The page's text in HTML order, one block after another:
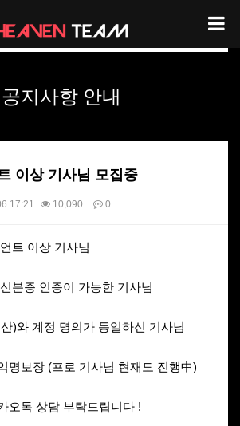
안내
공지사항 안내
이상 기사님 모집중
17:21 10,090 0
트 이상 기사님
분증 인증이 가능한 기사님
)와 계정 명의가 동일하신 기사님
명보장 (프로 기사님 현재도 진행中)
오톡 상담 부탁드립니다 !